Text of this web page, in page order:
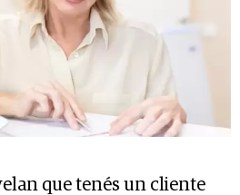
que tenés un cliente